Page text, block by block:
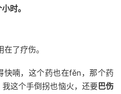
时。
了疗伤。
快喃，这个药也在fěn，那个药
这个手倒拐也恼火，还要巴伤